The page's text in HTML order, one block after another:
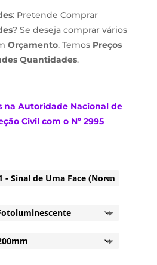
: Pretende Comprar
? Se deseja comprar vários
Orçamento. Temos Preços
Quantidades.
na Autoridade Nacional de
Civil com o Nº 2995